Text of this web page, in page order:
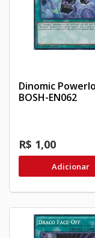
Dinomic
BOSH-EN062
R$ 1,00
Adicionar